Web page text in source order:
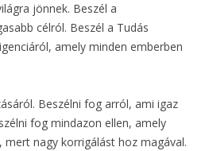
jönnek. Beszél a
célról. Beszél a Tudás
amely minden emberben
Beszélni fog arról, ami igaz
fog mindazon ellen, amely
mert nagy korrigálást hoz magával.